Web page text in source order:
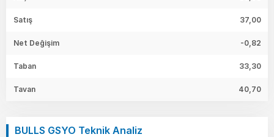
Satış 37,00
Net Değişim -0,82
Taban 33,30
Tavan 40,70
BULLS GSYO Teknik Analiz